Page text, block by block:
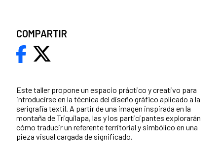
Este taller propone un espacio práctico y creativo para
introducirse en la técnica del diseño gráfico aplicado a la
serigrafía textil. A partir de una imagen inspirada en la
montaña de Triquilapa, las y los participantes explorarán
cómo traducir un referente territorial y simbólico en una
pieza visual cargada de significado.
COMPARTIR